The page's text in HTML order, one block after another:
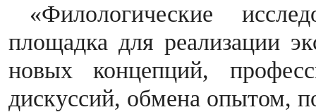
«Филологические
площадка для реализации
новых концепций,
дискуссий, обмена опытом,